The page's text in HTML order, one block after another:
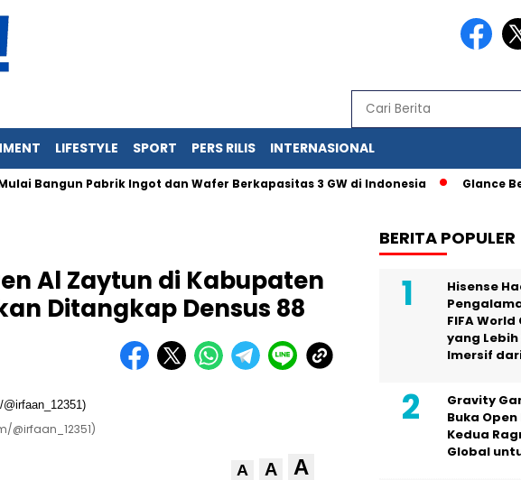
LIFESTYLE SPORT PERS RILIS INTERNASIONAL
Pabrik Ingot dan Wafer Berkapasitas 3 GW di Indonesia Glance
Al Zaytun di Kabupaten
Ditangkap Densus 88
@irfaan_12351)
A A A
BERITA POPULER
Hisense
FIFA
yang
Imersif
Gravity
Buka
Kedua
Global